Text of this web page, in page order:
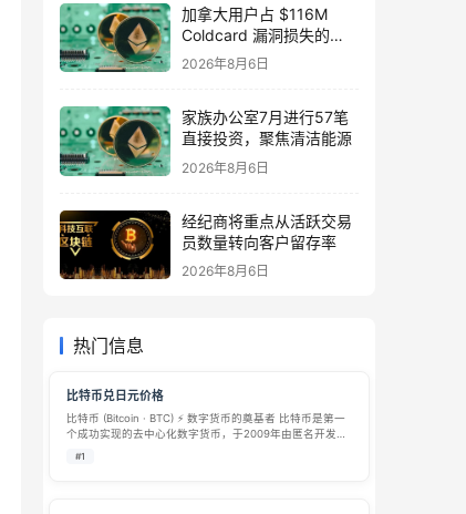
加拿大用户占 $116M
Coldcard 漏洞损失的
25%
2026年8月6日
家族办公室7月进行57笔
直接投资，聚焦清洁能源
2026年8月6日
经纪商将重点从活跃交易
员数量转向客户留存率
2026年8月6日
热门信息
比特币兑日元价格
比特币 (Bitcoin · BTC) ⚡ 数字货币的奠基者 比特币是第一
个成功实现的去中心化数字货币，于2009年由匿名开发者
或团队“中本聪”创立。它不依赖任何中央机构运营，通过点
#1